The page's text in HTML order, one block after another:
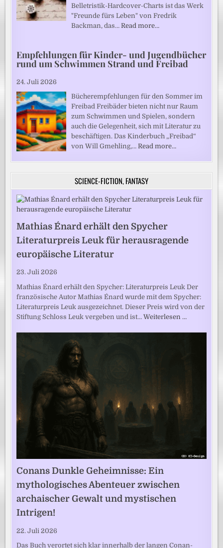
Belletristik-Hardcover-Charts ist das Werk
"Freunde fürs Leben" von Fredrik
Backman, das…Read more…
Empfehlungen für Kinder- und Jugendbücher
rund um Schwimmen Strand und Freibad
24. Juli 2026
Bücherempfehlungen für den Sommer im
Freibad Freibäder bieten nicht nur Raum
zum Schwimmen und Spielen, sondern
auch die Gelegenheit, sich mit Literatur zu
beschäftigen. Das Kinderbuch „Freibad“
von Will Gmehling,…Read more…
SCIENCE-FICTION, FANTASY
Mathias Énard erhält den Spycher
Literaturpreis Leuk für herausragende
europäische Literatur
23. Juli 2026
Mathias Énard erhält den Spycher: Literaturpreis Leuk Der
französische Autor Mathias Énard wurde mit dem Spycher:
Literaturpreis Leuk ausgezeichnet. Dieser Preis wird von der
Stiftung Schloss Leuk vergeben und ist…Weiterlesen …
Conans Dunkle Geheimnisse: Ein
mythologisches Abenteuer zwischen
archaischer Gewalt und mystischen
Intrigen!
22. Juli 2026
Das Buch verortet sich klar innerhalb der langen Conan-